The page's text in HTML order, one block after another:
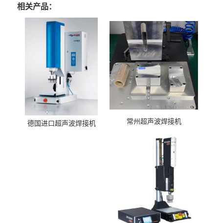
相关产品：
德国进口超声波焊接机 常州超声波焊接机